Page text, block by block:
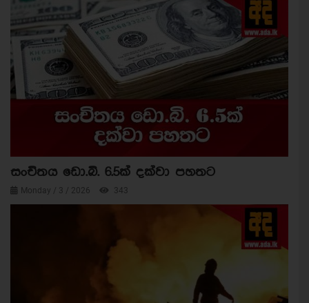
සංචිතය ඩො.බි. 6.5ක් දක්වා පහතට
Monday / 3 / 2026 343